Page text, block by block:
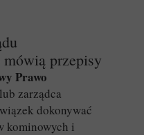
przepisy
Prawo
zarządca
dokonywać
kominowych i